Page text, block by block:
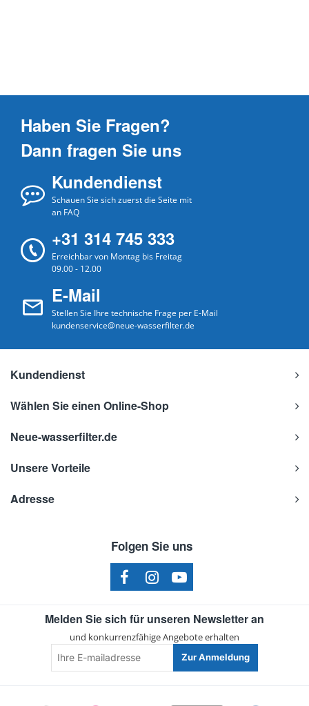
Haben Sie Fragen?
Dann fragen Sie uns
Kundendienst
Schauen Sie sich zuerst die Seite mit
an FAQ
+31 314 745 333
Erreichbar von Montag bis Freitag
09.00 - 12.00
E-Mail
Stellen Sie Ihre technische Frage per E-Mail
kundenservice@neue-wasserfilter.de
Kundendienst
Wählen Sie einen Online-Shop
Neue-wasserfilter.de
Unsere Vorteile
Adresse
Folgen Sie uns
Melden Sie sich für unseren Newsletter an
und konkurrenzfähige Angebote erhalten
E-
mailadresse
Zur Anmeldung